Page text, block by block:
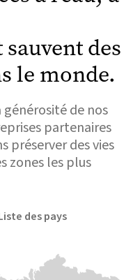
des
le monde.
de nos
partenaires
préserver des vies
zones les plus
Syrie
des pays